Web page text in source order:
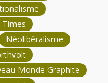
Times
Néolibéralisme
Monde Graphite